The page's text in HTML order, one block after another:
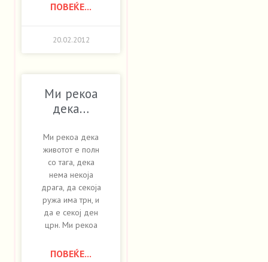
ПОВЕЌЕ...
20.02.2012
Ми рекоа
дека…
Ми рекоа дека
животот е полн
со тага, дека
нема некоја
драга, да секоја
ружа има трн, и
да е секој ден
црн. Ми рекоа
ПОВЕЌЕ...